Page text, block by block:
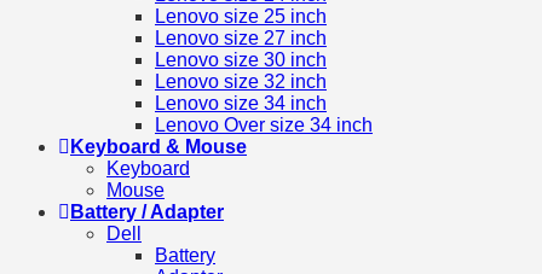
Lenovo size 25 inch
Lenovo size 27 inch
Lenovo size 30 inch
Lenovo size 32 inch
Lenovo size 34 inch
Lenovo Over size 34 inch
Keyboard & Mouse
Keyboard
Mouse
Battery / Adapter
Dell
Battery